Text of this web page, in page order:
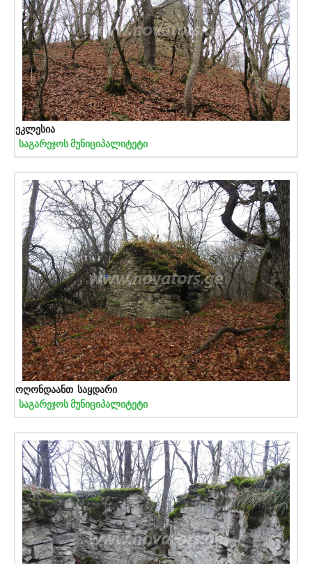
ეკლესია
საგარეჯოს მუნიციპალიტეტი
ოღონდაანთ საყდარი
საგარეჯოს მუნიციპალიტეტი